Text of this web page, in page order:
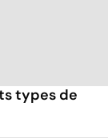
types de